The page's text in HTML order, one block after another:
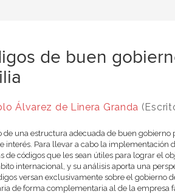
de buen
Álvarez de Linera Granda
de una estructura adecuada de buen
interés. Para llevar a cabo la implementación
de códigos que les sean útiles para lograr el
internacional, y su análisis aporta una
versan exclusivamente sobre el gobierno
de forma complementaria al de la empresa